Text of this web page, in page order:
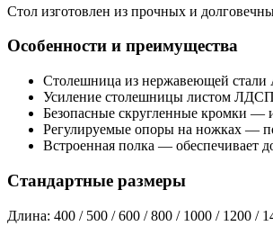
Стол изготовлен из прочных и
Особенности и преимущества
Столешница из нержавеющей стали
Усиление столешницы листом ЛДСП
Безопасные скругленные кромки —
Регулируемые опоры на ножках —
Встроенная полка — обеспечивает
Стандартные размеры
Длина: 400 / 500 / 600 / 800 / 1000 / 1200 /